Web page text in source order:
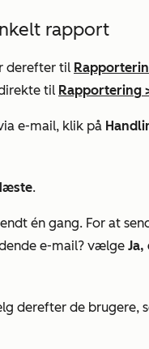
rapport
derefter til
til Rapportering
e-mail, klik på
.
én gang. For at
e-mail? vælge Ja,
derefter de brugere,